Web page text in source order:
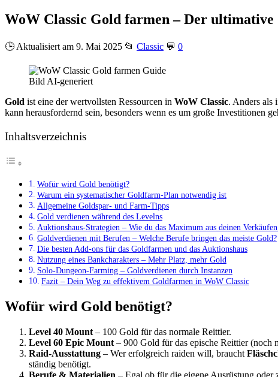
WoW Classic Gold farmen – Der ultimative
🕒 Aktualisiert am 9. Mai 2025 📂 Classic 💬 0
Bild AI-generiert
Gold ist eine der wertvollsten Ressourcen in WoW Classic. Anders als
kann herausfordernd sein, besonders wenn es um große Investitionen
Inhaltsverzeichnis
Wofür wird Gold benötigt?
Warum ein systematischer Goldfarm-Plan notwendig ist
Allgemeine Goldspar- und Farm-Tipps
Gold verdienen während des Levelns
Auktionshaus-Strategien – Wie du das Maximum aus deinen
Goldverdienen mit Berufen – Welche Berufe bringen das meiste Gold?
Die besten Add-ons für das Goldfarmen und das Auktionshaus
Nutzung eines Bankcharakters – Mehr Platz, mehr Gold
Solo-Dungeon-Farming – Goldverdienen durch Instanzen
Fazit – Dein Weg zu effektivem Goldfarmen in WoW Classic
Wofür wird Gold benötigt?
Level 40 Mount – 100 Gold für das normale Reittier.
Level 60 Epic Mount – 900 Gold für das epische Reittier (noch
Raid-Ausstattung – Wer erfolgreich raiden will, braucht
ständig benötigt.
Berufe & Materialien – Egal ob für die eigene Ausrüstung